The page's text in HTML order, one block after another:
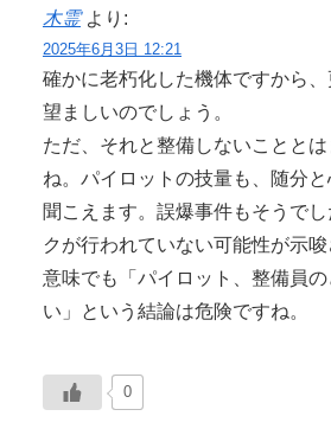
木霊 より:
2025年6月3日 12:21
確かに老朽化した機体ですから
望ましいのでしょう。
ただ、それと整備しないことと
ね。パイロットの技量も、随分
聞こえます。誤爆事件もそうで
クが行われていない可能性が示
意味でも「パイロット、整備員
い」という結論は危険ですね。
0